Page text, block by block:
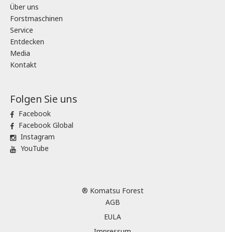
Über uns
Forstmaschinen
Service
Entdecken
Media
Kontakt
Folgen Sie uns
Facebook
Facebook Global
Instagram
YouTube
® Komatsu Forest
AGB
EULA